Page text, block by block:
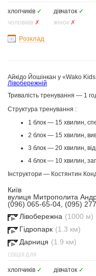
хлопчиків ✓ дівчаток ✓
чоловіків ✗ жінок ✗
Розклад
Айкідо Йошінкан у «Wako
Лівобережній
Тривалість тренування — 1
Структура тренування :
1 блок — 15 хвилин,
2 блок — 15 хвилин,
3 блок — 20 хвилин,
4 блок — 10 хвилин,
Інструктори — Костянтин
Київ
вулиця Митрополита
(096) 065-65-04, (095)
Лівобережна (1000 м)
Гідропарк (1.3 км)
Дарниця (1.9 км)
СЕКЦІЯ ДЛЯ
хлопчиків ✓ дівчаток ✓